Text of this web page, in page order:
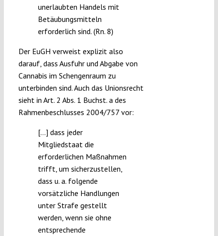
unerlaubten Handels mit
Betäubungsmitteln
erforderlich sind. (Rn. 8)
Der EuGH verweist explizit also
darauf, dass Ausfuhr und Abgabe von
Cannabis im Schengenraum zu
unterbinden sind. Auch das Unionsrecht
sieht in Art. 2 Abs. 1 Buchst. a des
Rahmenbeschlusses 2004/757 vor:
[…] dass jeder
Mitgliedstaat die
erforderlichen Maßnahmen
trifft, um sicherzustellen,
dass u. a. folgende
vorsätzliche Handlungen
unter Strafe gestellt
werden, wenn sie ohne
entsprechende